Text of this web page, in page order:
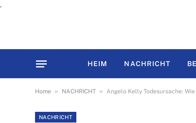
.
HEIM NACHRICHT
Home » NACHRICHT » Angelo Kelly Todesursache:
NACHRICHT